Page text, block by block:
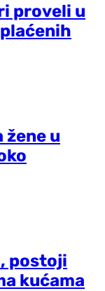
proveli u
u
postoji
kućama